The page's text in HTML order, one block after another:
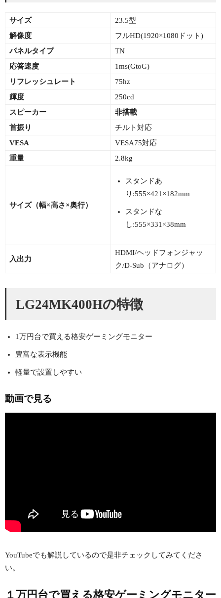
サイズ
23.5型
解像度
フルHD(1920×1080ドット)
パネルタイプ
TN
応答速度
1ms(GtoG)
リフレッシュレート
75hz
輝度
250cd
スピーカー
非搭載
首振り
チルト対応
VESA
VESA75対応
重量
2.8kg
サイズ（幅×高さ×奥行）
スタンドあ
り:555×421×182mm
スタンドな
し:555×331×38mm
入出力
HDMI/ヘッドフォンジャッ
ク/D-Sub（アナログ）
LG24MK400Hの特徴
1万円台で買える格安ゲーミングモニター
豊富な表示機能
軽量で設置しやすい
動画で見る
YouTubeでも解説しているので是非チェックしてみてくださ
い。
１万円台で買える格安ゲーミングモニター